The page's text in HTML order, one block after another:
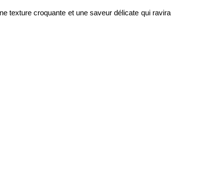
texture croquante et une saveur délicate qui ravira